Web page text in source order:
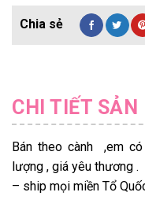
CHI TIẾT SẢN
Bán theo cành ,em
lượng , giá yêu thương .
– ship mọi miền Tổ